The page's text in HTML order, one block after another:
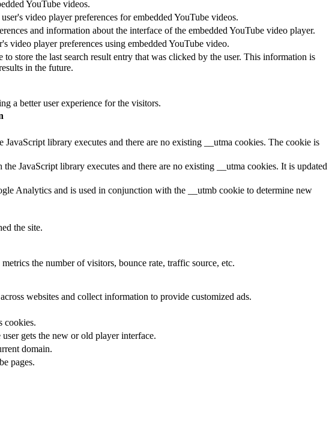
YouTube videos.
video player preferences for embedded YouTube videos.
and information about the interface of the embedded YouTube video player.
video player preferences using embedded YouTube video.
the last search result entry that was clicked by the user. This information is
in the future.
a better user experience for the visitors.
library executes and there are no existing __utma cookies. The cookie is
JavaScript library executes and there are no existing __utma cookies. It is updated
Analytics and is used in conjunction with the __utmb cookie to determine new
the site.
the number of visitors, bounce rate, traffic source, etc.
websites and collect information to provide customized ads.
cookies.
gets the new or old player interface.
domain.
pages.